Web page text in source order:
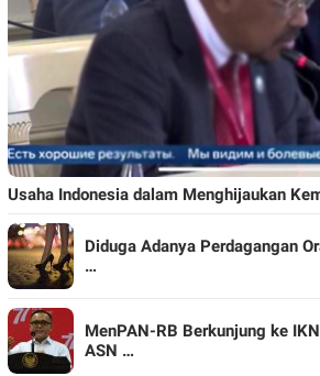
Usaha Indonesia dalam Menghijaukan
Diduga Adanya Perdagangan
…
MenPAN-RB Berkunjung ke
ASN …